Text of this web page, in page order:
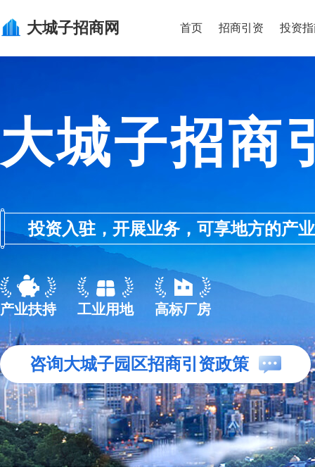
大城子招商网 首页 招商引资 投资
大城子招商
投资入驻，开展业务，可享地方的产
产业扶持 工业用地 高标厂房
咨询大城子园区招商引资政策